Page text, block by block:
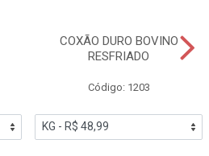
COXÃO DURO BOVINO
RESFRIADO
Código: 1203